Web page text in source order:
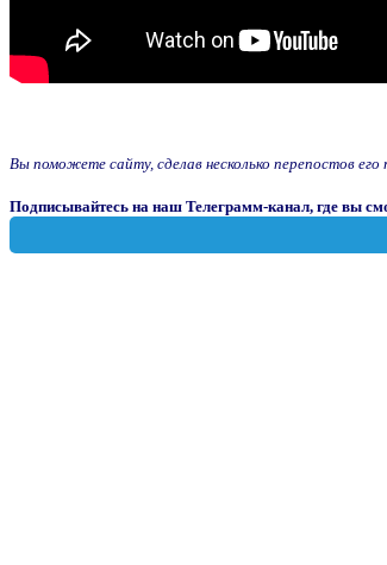
Вы поможете сайту, сделав несколько перепостов
Подписывайтесь на наш Телеграмм-канал, где вы